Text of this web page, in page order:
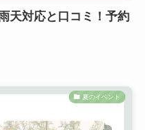
天対応と口コミ！予約
夏のイベント